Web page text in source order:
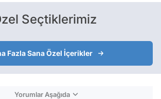
Seçtiklerimiz
Fazla Sana Özel İçerikler
Yorumlar Aşağıda